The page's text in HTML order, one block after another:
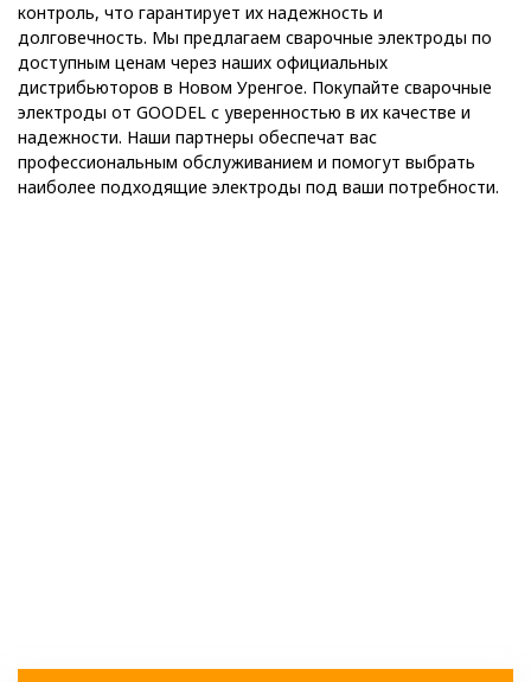
контроль, что гарантирует их надежность и
долговечность. Мы предлагаем сварочные электроды по
доступным ценам через наших официальных
дистрибьюторов в Новом Уренгое. Покупайте сварочные
электроды от GOODEL с уверенностью в их качестве и
надежности. Наши партнеры обеспечат вас
профессиональным обслуживанием и помогут выбрать
наиболее подходящие электроды под ваши потребности.